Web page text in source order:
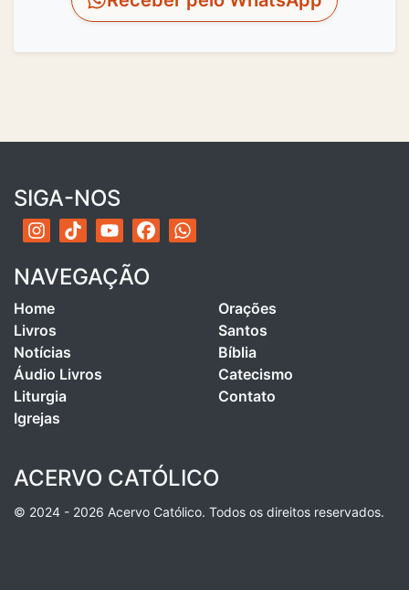
SIGA-NOS
NAVEGAÇÃO
Home
Livros
Notícias
Áudio Livros
Liturgia
Igrejas
Orações
Santos
Bíblia
Catecismo
Contato
ACERVO CATÓLICO
© 2024 - 2026 Acervo Católico. Todos os direitos reservados.